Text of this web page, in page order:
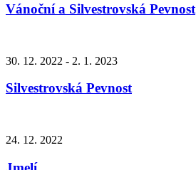
Vánoční a Silvestrovská Pevnost
30. 12. 2022 - 2. 1. 2023
Silvestrovská Pevnost
24. 12. 2022